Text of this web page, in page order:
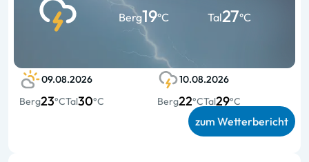
Berg19°C Tal27°C
09.08.2026
Berg23°CTal30°C
10.08.2026
Berg22°CTal29°C
zum Wetterbericht